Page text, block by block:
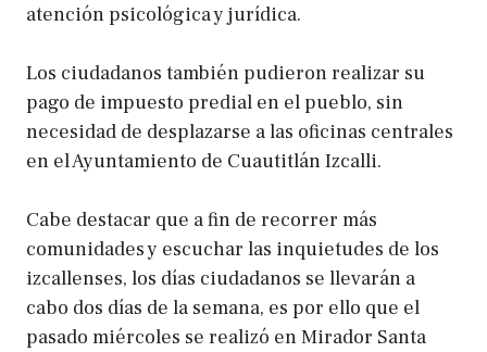
atención psicológica y jurídica.
Los ciudadanos también pudieron realizar su
pago de impuesto predial en el pueblo, sin
necesidad de desplazarse a las oficinas centrales
en el Ayuntamiento de Cuautitlán Izcalli.
Cabe destacar que a fin de recorrer más
comunidades y escuchar las inquietudes de los
izcallenses, los días ciudadanos se llevarán a
cabo dos días de la semana, es por ello que el
pasado miércoles se realizó en Mirador Santa